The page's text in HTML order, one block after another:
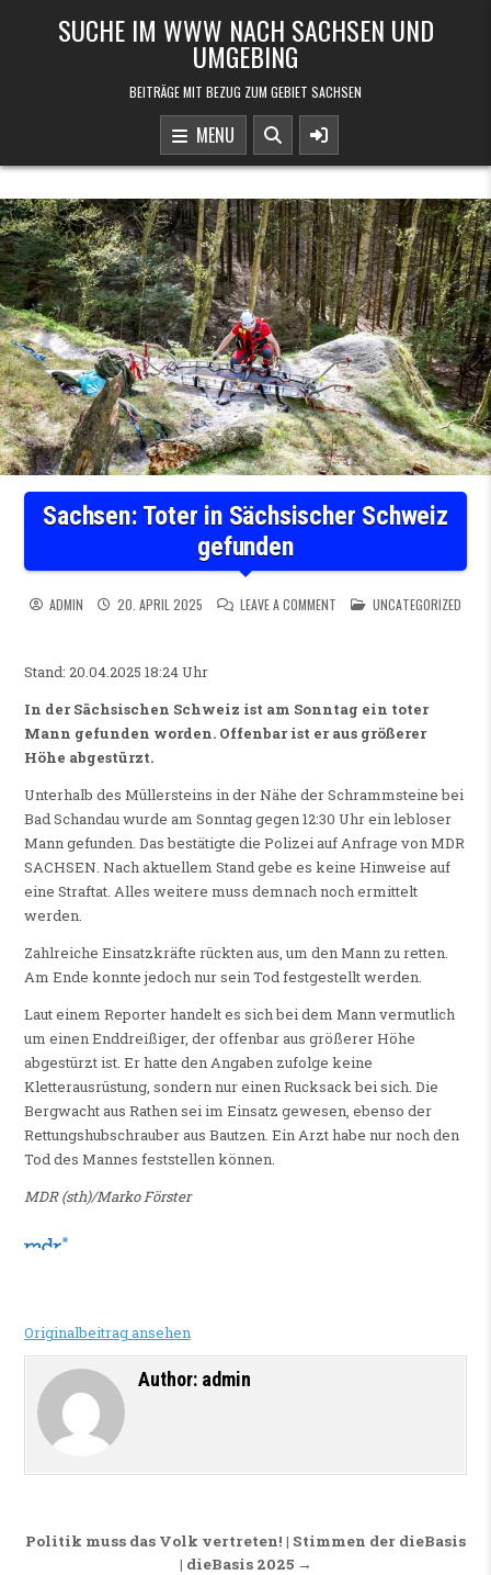
SUCHE IM WWW NACH SACHSEN UND
UMGEBING
BEITRÄGE MIT BEZUG ZUM GEBIET SACHSEN
MENU
Sachsen: Toter in Sächsischer Schweiz
gefunden
ADMIN 20. APRIL 2025 LEAVE A COMMENT ON SACHSEN: TOTER IN
POSTED IN
UNCATEGORIZED
Stand: 20.04.2025 18:24 Uhr
In der Sächsischen Schweiz ist am Sonntag ein toter
Mann gefunden worden. Offenbar ist er aus größerer
Höhe abgestürzt.
Unterhalb des Müllersteins in der Nähe der Schrammsteine bei
Bad Schandau wurde am Sonntag gegen 12:30 Uhr ein lebloser
Mann gefunden. Das bestätigte die Polizei auf Anfrage von MDR
SACHSEN. Nach aktuellem Stand gebe es keine Hinweise auf
eine Straftat. Alles weitere muss demnach noch ermittelt
werden.
Zahlreiche Einsatzkräfte rückten aus, um den Mann zu retten.
Am Ende konnte jedoch nur sein Tod festgestellt werden.
Laut einem Reporter handelt es sich bei dem Mann vermutlich
um einen Enddreißiger, der offenbar aus größerer Höhe
abgestürzt ist. Er hatte den Angaben zufolge keine
Kletterausrüstung, sondern nur einen Rucksack bei sich. Die
Bergwacht aus Rathen sei im Einsatz gewesen, ebenso der
Rettungshubschrauber aus Bautzen. Ein Arzt habe nur noch den
Tod des Mannes feststellen können.
MDR (sth)/Marko Förster
Originalbeitrag ansehen
Author: admin
Beitragsnavigation
Politik muss das Volk vertreten! | Stimmen der dieBasis
| dieBasis 2025 →